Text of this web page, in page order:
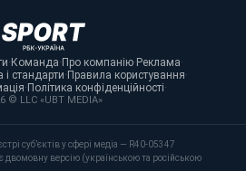
·Команда·Про компанію·Реклама·
і стандарти·Правила користування·
·Політика конфіденційності·
© LLC «UBT MEDIA»
суб’єктів у сфері медіа — R40-05347
двомовну версію (українською та російською